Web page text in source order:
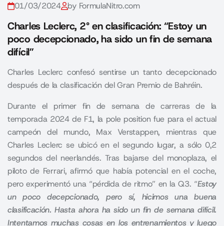
01/03/2024 by FormulaNitro.com
Charles Leclerc, 2° en clasificación: “Estoy un
poco decepcionado, ha sido un fin de semana
difícil”
Charles Leclerc confesó sentirse un tanto decepcionado
después de la clasificación del Gran Premio de Bahréin.
Durante el primer fin de semana de carreras de la
temporada 2024 de F1, la pole position fue para el actual
campeón del mundo, Max Verstappen, mientras que
Charles Leclerc se ubicó en el segundo lugar, a sólo 0,2
segundos del neerlandés. Tras bajarse del monoplaza, el
piloto de Ferrari, afirmó que había potencial en el coche,
pero experimentó una “pérdida de ritmo” en la Q3. “Estoy
un poco decepcionado, pero sí, hicimos una buena
clasificación. Hasta ahora ha sido un fin de semana difícil.
Intentamos muchas cosas en los entrenamientos y luego